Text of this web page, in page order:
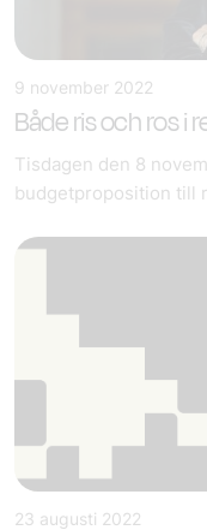
9 november 2022
Både ris och ros i
Tisdagen den 8
budgetproposition till
23 augusti 2022